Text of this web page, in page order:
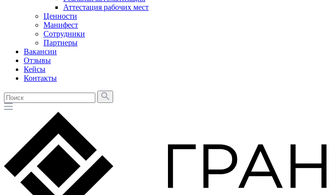
Аттестация рабочих мест
Ценности
Манифест
Сотрудники
Партнеры
Вакансии
Отзывы
Кейсы
Контакты